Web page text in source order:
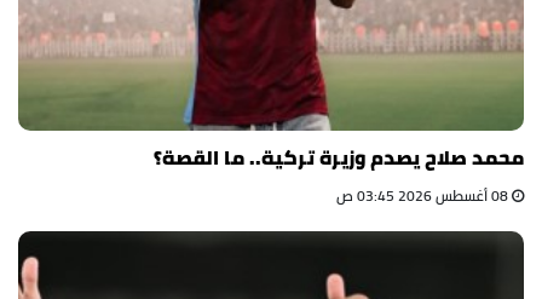
محمد صلاح يصدم وزيرة تركية.. ما القصة؟